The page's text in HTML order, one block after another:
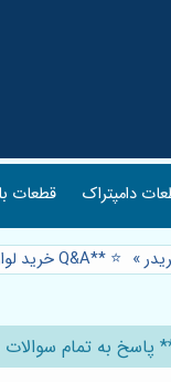
دامپتراک قطعات
» ⭐️ **Q&A خرید لوازم یدکی گریدر:** پاسخ به تمام سوالات شما + 🚜